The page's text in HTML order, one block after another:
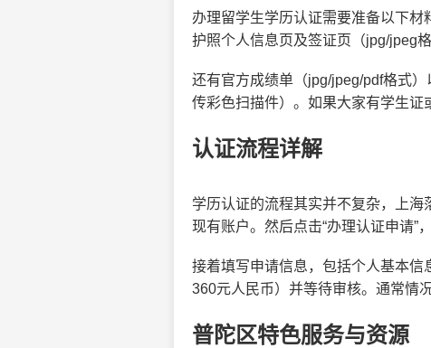
办理留学生学历认证需要准备以下
护照个人信息页及签证页（jpg/jpeg
还有官方成绩单（jpg/jpeg/pdf格式
传彩色扫描件）。如果大家有学生证
认证流程详解
学历认证的流程其实并不复杂，上
现有账户。然后点击“办理认证申请”
接着填写申请信息，包括个人基本
360元人民币）并等待审核。通常情
普陀区特色服务与资源